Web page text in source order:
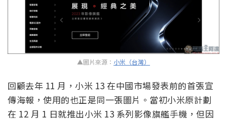
▲圖片來源： 小米（台灣）
回顧去年 11 月，小米 13 在中國市場發表前的首張宣
傳海報，使用的也正是同一張圖片。當初小米原計劃
在 12 月 1 日就推出小米 13 系列影像旗艦手機，但因